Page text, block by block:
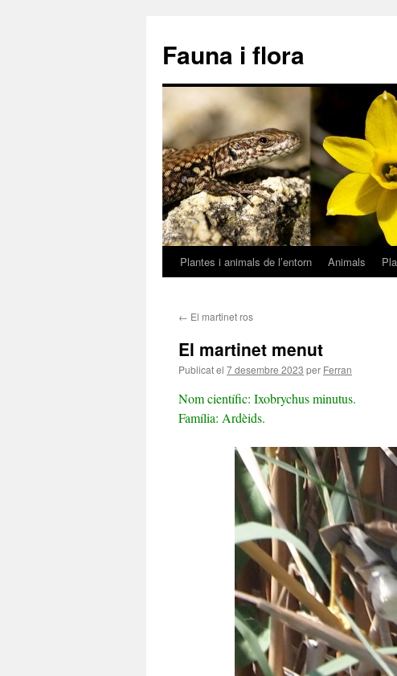
Fauna i flora
Vés
contingut
Plantes i animals de l’entorn Animals
← El martinet ros
El martinet menut
Publicat el 7 desembre 2023 per Ferran
Nom científic: Ixobrychus minutus.
Família: Ardèids.